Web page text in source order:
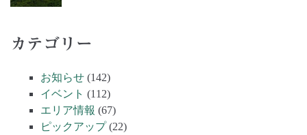
カテゴリー
お知らせ (142)
イベント (112)
エリア情報 (67)
ピックアップ(22)